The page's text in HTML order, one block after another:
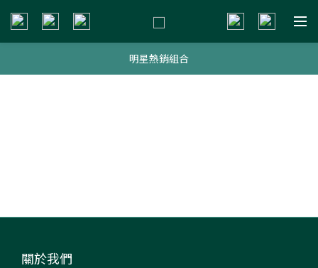
新會員贈$200購物金
新會員贈$200購物金
明星熱銷組合
關於我們